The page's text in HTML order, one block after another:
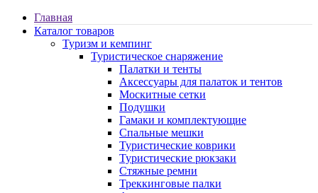
Главная
Каталог товаров
Туризм и кемпинг
Туристическое снаряжение
Палатки и тенты
Аксессуары для палаток и тентов
Москитные сетки
Подушки
Гамаки и комплектующие
Спальные мешки
Туристические коврики
Туристические рюкзаки
Стяжные ремни
Треккинговые палки